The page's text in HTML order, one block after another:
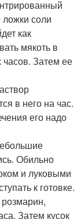
соли
как
мякоть в
часов. Затем ее
в него на час.
его надо
Обильно
и луковыми
к готовке.
Затем кусок